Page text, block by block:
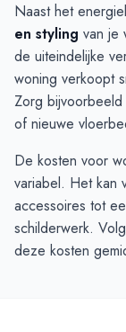
Naast het
en styling van je
de uiteindelijke
woning verkoopt
Zorg
of nieuwe
De kosten voor
variabel. Het kan
accessoires tot
schilderwerk.
deze kosten